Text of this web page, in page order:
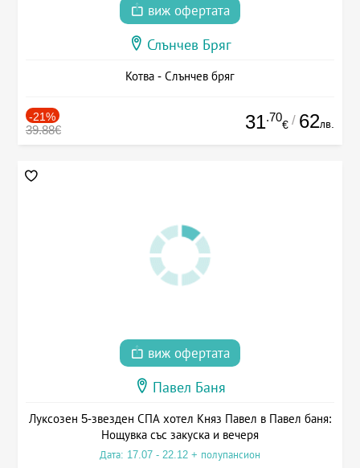
виж офертата
Слънчев Бряг
Котва - Слънчев бряг
-21%
39.88€ 31.70
€ / 62лв.
виж офертата
Павел Баня
Луксозен 5-звезден СПА хотел Княз Павел в Павел баня:
Нощувка със закуска и вечеря
Дата: 17.07 - 22.12 + полупансион